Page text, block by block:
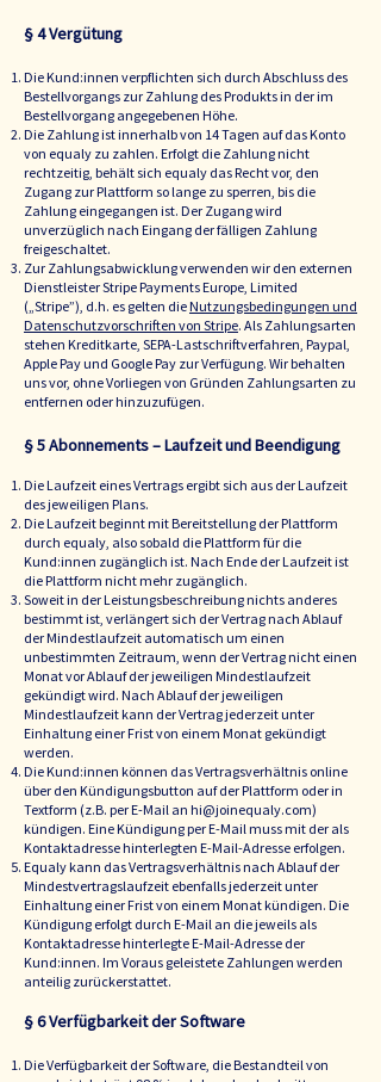
§ 4 Vergütung
Die Kund:innen verpflichten sich durch Abschluss des
Bestellvorgangs zur Zahlung des Produkts in der im
Bestellvorgang angegebenen Höhe.
Die Zahlung ist innerhalb von 14 Tagen auf das Konto
von equaly zu zahlen. Erfolgt die Zahlung nicht
rechtzeitig, behält sich equaly das Recht vor, den
Zugang zur Plattform so lange zu sperren, bis die
Zahlung eingegangen ist. Der Zugang wird
unverzüglich nach Eingang der fälligen Zahlung
freigeschaltet.
Zur Zahlungsabwicklung verwenden wir den externen
Dienstleister Stripe Payments Europe, Limited
(„Stripe”), d.h. es gelten dieNutzungsbedingungen und
Datenschutzvorschriften von Stripe. Als Zahlungsarten
stehen Kreditkarte, SEPA-Lastschriftverfahren, Paypal,
Apple Pay und Google Pay zur Verfügung. Wir behalten
uns vor, ohne Vorliegen von Gründen Zahlungsarten zu
entfernen oder hinzuzufügen.
§ 5Abonnements – Laufzeit und Beendigung
Die Laufzeit eines Vertrags ergibt sich aus der Laufzeit
des jeweiligen Plans.
Die Laufzeit beginnt mit Bereitstellung der Plattform
durch equaly, also sobald die Plattform für die
Kund:innen zugänglich ist. Nach Ende der Laufzeit ist
die Plattform nicht mehr zugänglich.
Soweit in der Leistungsbeschreibung nichts anderes
bestimmt ist, verlängert sich der Vertrag nach Ablauf
der Mindestlaufzeit automatisch um einen
unbestimmten Zeitraum, wenn der Vertrag nicht einen
Monat vor Ablauf der jeweiligen Mindestlaufzeit
gekündigt wird. Nach Ablauf der jeweiligen
Mindestlaufzeit kann der Vertrag jederzeit unter
Einhaltung einer Frist von einem Monat gekündigt
werden.
Die Kund:innen können das Vertragsverhältnis online
über den Kündigungsbutton auf der Plattform oder in
Textform (z.B. per E-Mail an hi@joinequaly.com)
kündigen. Eine Kündigung per E-Mail muss mit der als
Kontaktadresse hinterlegten E-Mail-Adresse erfolgen.
Equaly kann das Vertragsverhältnis nach Ablauf der
Mindestvertragslaufzeit ebenfalls jederzeit unter
Einhaltung einer Frist von einem Monat kündigen. Die
Kündigung erfolgt durch E-Mail an die jeweils als
Kontaktadresse hinterlegte E-Mail-Adresse der
Kund:innen. Im Voraus geleistete Zahlungen werden
anteilig zurückerstattet.
§ 6 Verfügbarkeit der Software
Die Verfügbarkeit der Software, die Bestandteil von